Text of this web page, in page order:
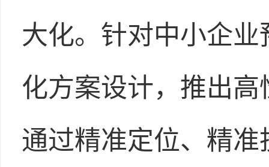
大化。针对中小企
化方案设计，推出
通过精准定位、精